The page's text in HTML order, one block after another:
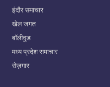
इंदौर समाचार
खेल जगत
बॉलीवुड
मध्य प्रदेश समाचार
रोज़गार